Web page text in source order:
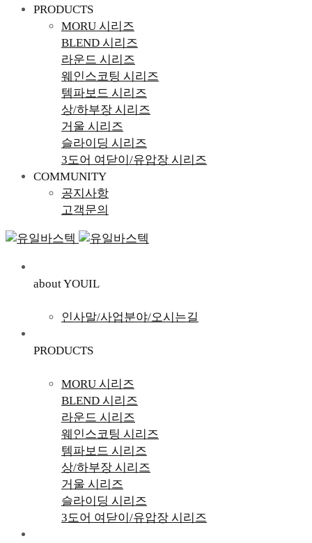
PRODUCTS
MORU 시리즈
BLEND 시리즈
라운드 시리즈
웨인스코팅 시리즈
템파보드 시리즈
상/하부장 시리즈
거울 시리즈
슬라이딩 시리즈
3도어 여닫이/유압장 시리즈
COMMUNITY
공지사항
고객문의
about YOUIL
인사말/사업분야/오시는길
PRODUCTS
MORU 시리즈
BLEND 시리즈
라운드 시리즈
웨인스코팅 시리즈
템파보드 시리즈
상/하부장 시리즈
거울 시리즈
슬라이딩 시리즈
3도어 여닫이/유압장 시리즈